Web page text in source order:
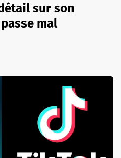
sur son
mal